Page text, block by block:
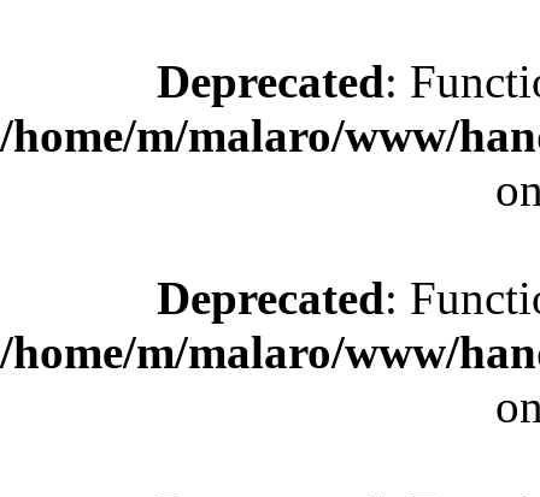
Deprecated:
/home/m/malaro/www/
Deprecated:
/home/m/malaro/www/